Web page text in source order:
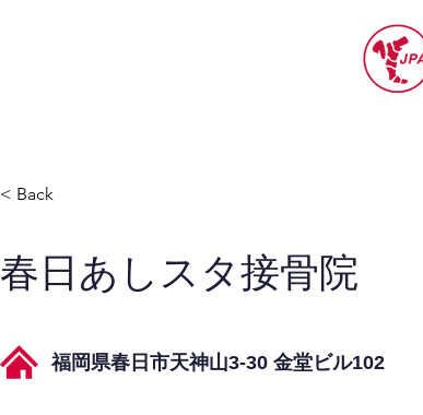
< Back
春日あしスタ接骨院
福岡県春日市天神山3-30 金堂ビル102